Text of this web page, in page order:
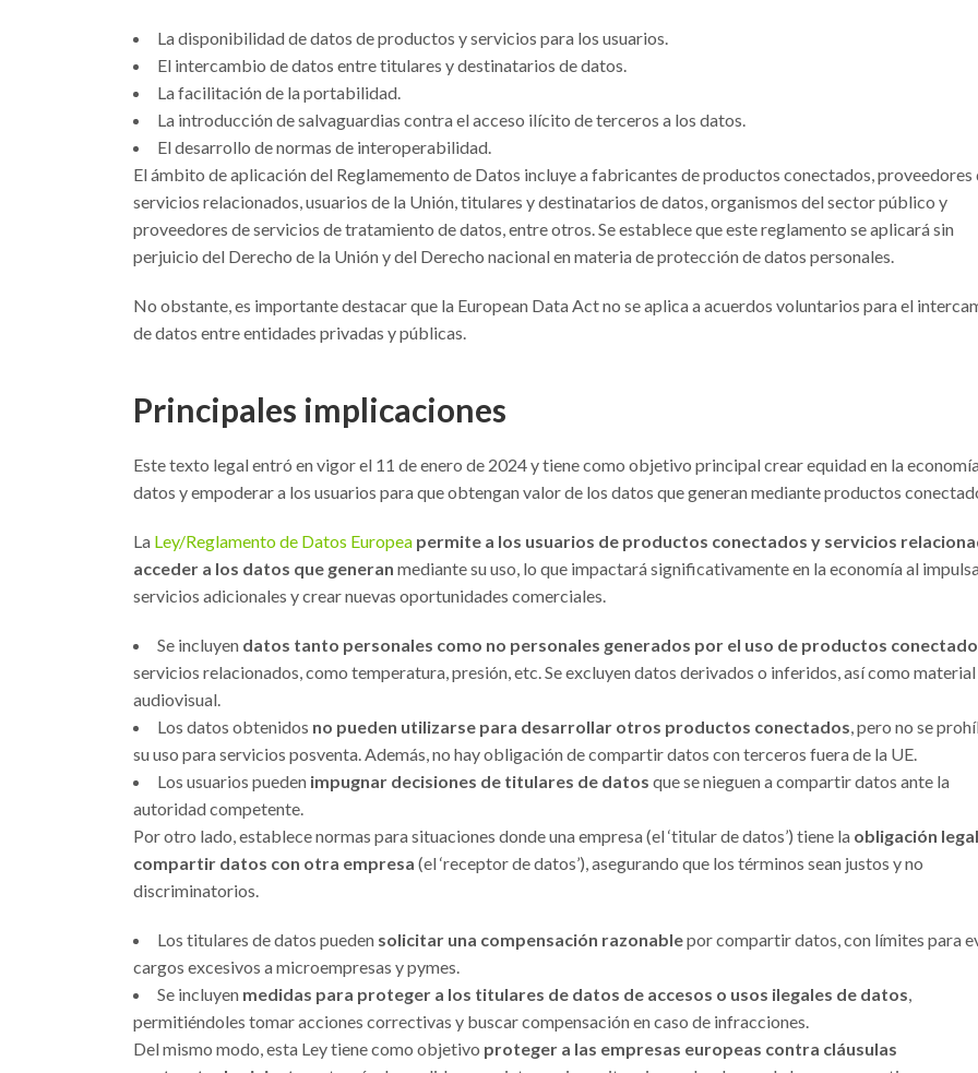
La disponibilidad de datos de productos y servicios para los usuarios.
El intercambio de datos entre titulares y destinatarios de datos.
La facilitación de la portabilidad.
La introducción de salvaguardias contra el acceso ilícito de terceros a los datos.
El desarrollo de normas de interoperabilidad.
El ámbito de aplicación del Reglamemento de Datos incluye a fabricantes de productos conectados, proveedores
servicios relacionados, usuarios de la Unión, titulares y destinatarios de datos, organismos del sector público y
proveedores de servicios de tratamiento de datos, entre otros. Se establece que este reglamento se aplicará sin
perjuicio del Derecho de la Unión y del Derecho nacional en materia de protección de datos personales.
No obstante, es importante destacar que la European Data Act no se aplica a acuerdos voluntarios para el
de datos entre entidades privadas y públicas.
Principales implicaciones
Este texto legal entró en vigor el 11 de enero de 2024 y tiene como objetivo principal crear equidad en la
datos y empoderar a los usuarios para que obtengan valor de los datos que generan mediante productos
La Ley/Reglamento de Datos Europea permite a los usuarios de productos conectados y servicios
acceder a los datos que generan mediante su uso, lo que impactará significativamente en la economía al
servicios adicionales y crear nuevas oportunidades comerciales.
Se incluyen datos tanto personales como no personales generados por el uso de productos
servicios relacionados, como temperatura, presión, etc. Se excluyen datos derivados o inferidos, así como material
audiovisual.
Los datos obtenidos no pueden utilizarse para desarrollar otros productos conectados, pero no se
su uso para servicios posventa. Además, no hay obligación de compartir datos con terceros fuera de la UE.
Los usuarios pueden impugnar decisiones de titulares de datos que se nieguen a compartir datos ante la
autoridad competente.
Por otro lado, establece normas para situaciones donde una empresa (el ‘titular de datos’) tiene la obligación
compartir datos con otra empresa (el ‘receptor de datos’), asegurando que los términos sean justos y no
discriminatorios.
Los titulares de datos pueden solicitar una compensación razonablepor compartir datos, con límites para
cargos excesivos a microempresas y pymes.
Se incluyen medidas para proteger a los titulares de datos de accesos o usos ilegales de datos,
permitiéndoles tomar acciones correctivas y buscar compensación en caso de infracciones.
Del mismo modo, esta Ley tiene como objetivo proteger a las empresas europeas contra cláusulas